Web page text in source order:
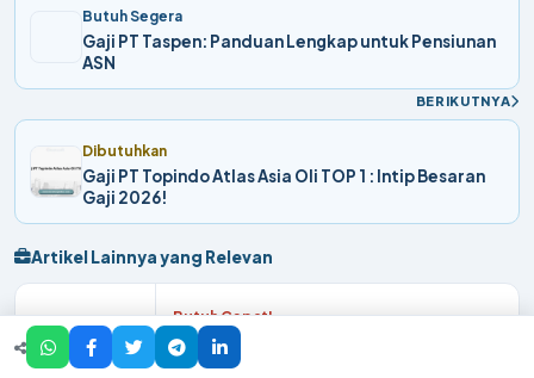
Butuh Segera
Gaji PT Taspen: Panduan Lengkap untuk Pensiunan
ASN
BERIKUTNYA
Dibutuhkan
Gaji PT Topindo Atlas Asia Oli TOP 1 : Intip Besaran
Gaji 2026!
Artikel Lainnya yang Relevan
Butuh Cepat!
Tabel Gaji PT Yasunli Abadi Utama
Plastic: Hingga 10 Juta Bonus